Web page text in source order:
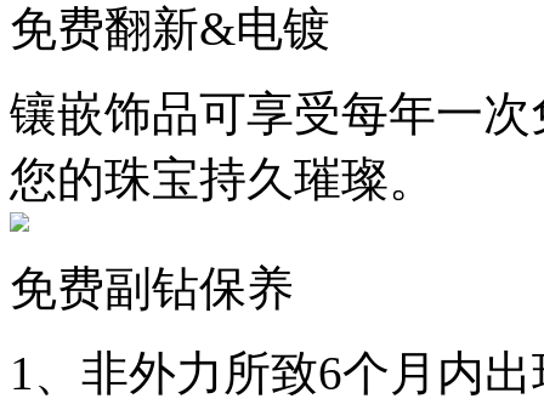
免费翻新&电镀
镶嵌饰品可享受每年一
您的珠宝持久璀璨。
免费副钻保养
1、非外力所致6个月内